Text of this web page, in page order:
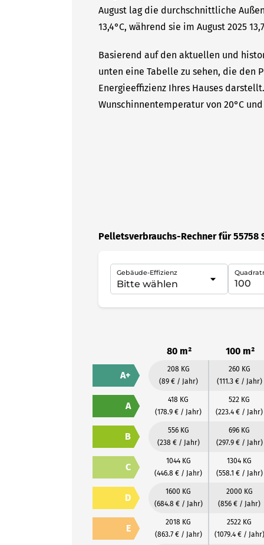
August lag die durchschnittliche
13,4°C, während sie im August 2025
Basierend auf den aktuellen und
unten eine Tabelle zu sehen, die den
Energieeffizienz Ihres Hauses
Wunschinnentemperatur von 20°C
Pelletsverbrauchs-Rechner für 55758
Gebäude-Effizienz
80 m² 100 m²
A+
208 KG
(89 € / Jahr)
260 KG
(111.3 € / Jahr)
A
418 KG
(178.9 € / Jahr)
522 KG
(223.4 € / Jahr)
B
556 KG
(238 € / Jahr)
696 KG
(297.9 € / Jahr)
C
1044 KG
(446.8 € / Jahr)
1304 KG
(558.1 € / Jahr)
D
1600 KG
(684.8 € / Jahr)
2000 KG
(856 € / Jahr)
E
2018 KG
(863.7 € / Jahr)
2522 KG
(1079.4 € / Jahr)